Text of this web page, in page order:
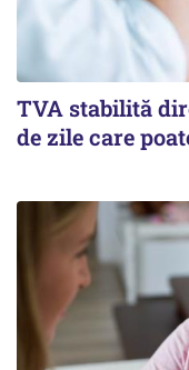
TVA stabilită
de zile care